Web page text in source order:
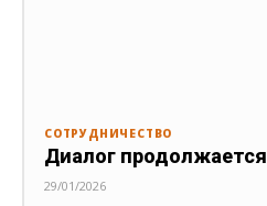
СОТРУДНИЧЕСТВО
Диалог продолжается
29/01/2026